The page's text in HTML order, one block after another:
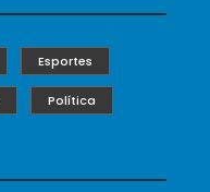
Esportes
Política